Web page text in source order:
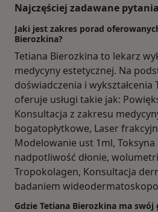
Najczęściej zadawane pytania
Jaki jest zakres porad
Bierozkina?
Tetiana Bierozkina to lekarz
medycyny estetycznej. Na
doświadczenia i wykształcenia
oferuje usługi takie jak:
Konsultacja z zakresu
bogatopłytkowe, Laser
Modelowanie ust 1ml,
nadpotliwość dłonie,
Tropokolagen, Konsultacja
badaniem
Gdzie Tetiana Bierozkina ma swój